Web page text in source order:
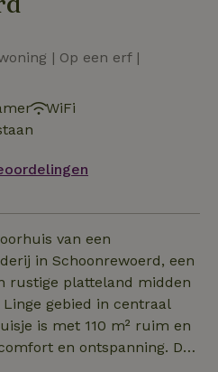
| Op een erf |
WiFi
van een
in Schoonrewoerd, een
rustige platteland midden
gebied in centraal
is met 110 m² ruim en
en ontspanning. De